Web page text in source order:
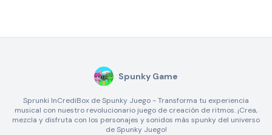
Spunky Game
Sprunki InCrediBox de Spunky Juego - Transforma tu experiencia
musical con nuestro revolucionario juego de creación de ritmos. ¡Crea,
mezcla y disfruta con los personajes y sonidos más spunky del universo
de Spunky Juego!